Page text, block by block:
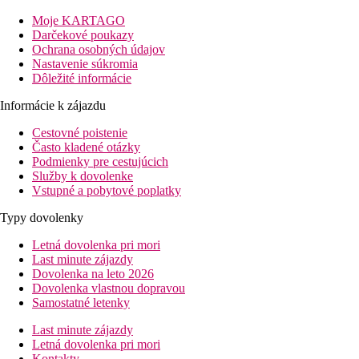
Izby
Dvojlôžková izba, Superior:
Ostatné typy izieb (pokiaľ nie je uvedené inak, majú izby
Dvojlôžková izba, Deluxe:
Dvojposteľová izba, Deluxe Premier, Výhľad na more:
Dvojposteľová izba, Deluxe, Pool:
Dvojposteľová izba, Superior, Vstup do bazéna:
Pláž
Piesočná pláž priamo pri hoteli.
Stravovanie
Raňajky
raňajky formou bufetu v hlavnej reštaurácii
Polpenzia
All Inclusive
Moje KARTAGO
Darčekové poukazy
Ochrana osobných údajov
Nastavenie súkromia
Dôležité informácie
Informácie k zájazdu
Cestovné poistenie
Často kladené otázky
Podmienky pre cestujúcich
Služby k dovolenke
Vstupné a pobytové poplatky
Typy dovolenky
Letná dovolenka pri mori
Last minute zájazdy
Dovolenka na leto 2026
Dovolenka vlastnou dopravou
Samostatné letenky
Last minute zájazdy
Letná dovolenka pri mori